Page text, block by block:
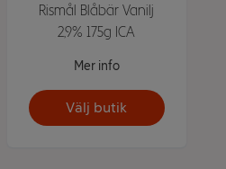
Rismål Blåbär Vanilj
2,9% 175g ICA
Mer info
Välj butik